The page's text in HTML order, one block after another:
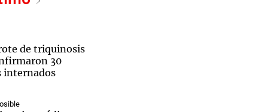
de triquinosis
30
internados